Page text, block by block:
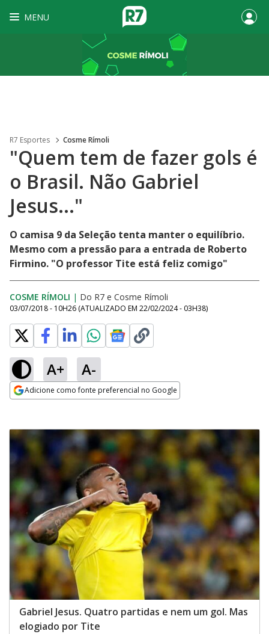
MENU
R7 Esportes Cosme Rímoli
"Quem tem de fazer gols é
o Brasil. Não Gabriel
Jesus..."
O camisa 9 da Seleção tenta manter o equilíbrio.
Mesmo com a pressão para a entrada de Roberto
Firmino. "O professor Tite está feliz comigo"
COSME RÍMOLI | Do R7 e Cosme Rímoli
03/07/2018 - 10H26 (ATUALIZADO EM 22/02/2024 - 03H38)
A+ A-
Adicione como fonte preferencial no Google
Gabriel Jesus. Quatro partidas e nem um gol. Mas
elogiado por Tite